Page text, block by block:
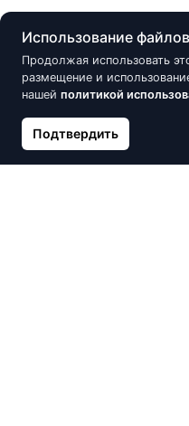
Скидка -10%
Использование
Продолжая использовать
размещение и
нашей политикой
Подтвердить